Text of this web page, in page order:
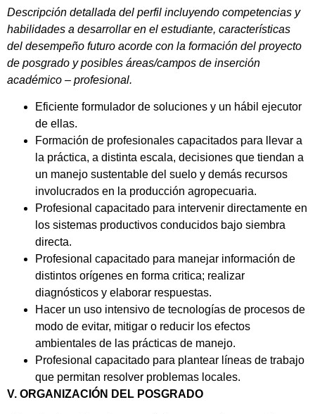
Descripción detallada del perfil incluyendo competencias y
habilidades a desarrollar en el estudiante, características
del desempeño futuro acorde con la formación del proyecto
de posgrado y posibles áreas/campos de inserción
académico – profesional.
Eficiente formulador de soluciones y un hábil ejecutor
de ellas.
Formación de profesionales capacitados para llevar a
la práctica, a distinta escala, decisiones que tiendan a
un manejo sustentable del suelo y demás recursos
involucrados en la producción agropecuaria.
Profesional capacitado para intervenir directamente en
los sistemas productivos conducidos bajo siembra
directa.
Profesional capacitado para manejar información de
distintos orígenes en forma critica; realizar
diagnósticos y elaborar respuestas.
Hacer un uso intensivo de tecnologías de procesos de
modo de evitar, mitigar o reducir los efectos
ambientales de las prácticas de manejo.
Profesional capacitado para plantear líneas de trabajo
que permitan resolver problemas locales.
V. ORGANIZACIÓN DEL POSGRADO